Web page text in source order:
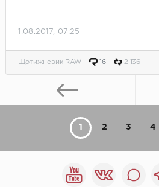
1.08.2017, 07:25
Щотижневик RAW 16 2 136
1 2 3 4